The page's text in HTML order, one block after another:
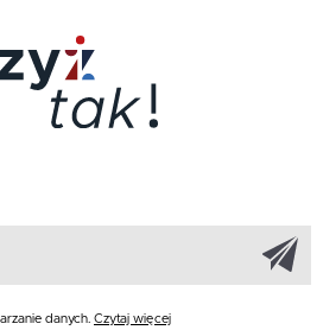
danych. Czytaj więcej